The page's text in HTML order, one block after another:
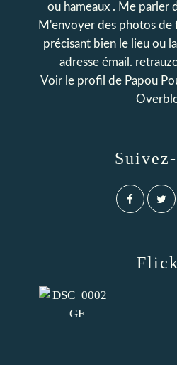
ou hameaux . Me parler
M'envoyer des photos de
précisant bien le lieu ou
adresse émail.
Voir le profil de Papou